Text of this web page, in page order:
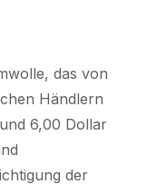
das von
Händlern
6,00 Dollar
der